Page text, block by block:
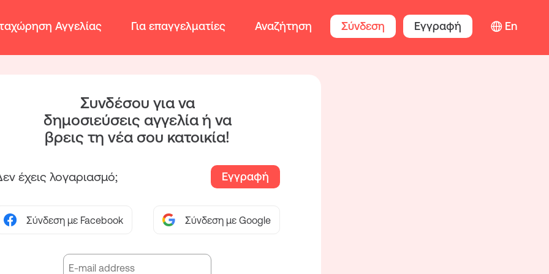
Αγγελίας Για επαγγελματίες Αναζήτηση Σύνδεση Εγγραφή En
Συνδέσου για να
δημοσιεύσεις αγγελία ή να
βρεις τη νέα σου κατοικία!
έχεις λογαριασμό; Εγγραφή
Σύνδεση με Facebook Σύνδεση με Google